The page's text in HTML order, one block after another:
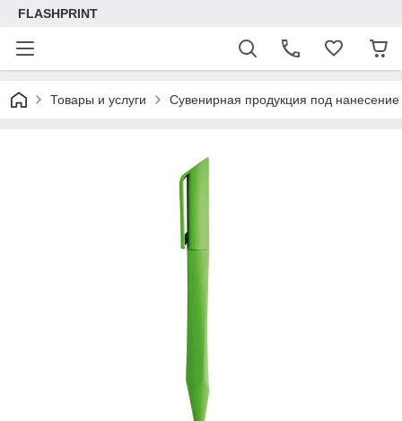
FLASHPRINT
Товары и услуги Сувенирная продукция под нанесение